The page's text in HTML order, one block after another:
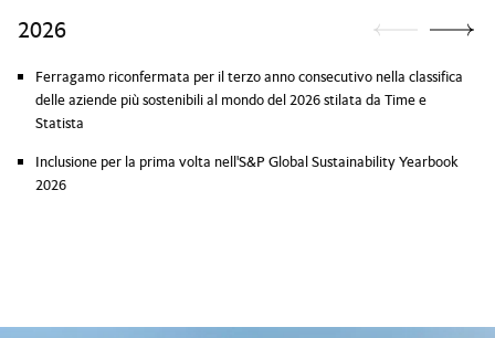
2026
Ferragamo riconfermata per il terzo anno consecutivo nella classifica
delle aziende più sostenibili al mondo del 2026 stilata da Time e
Statista
Inclusione per la prima volta nell'S&P Global Sustainability Yearbook
2026